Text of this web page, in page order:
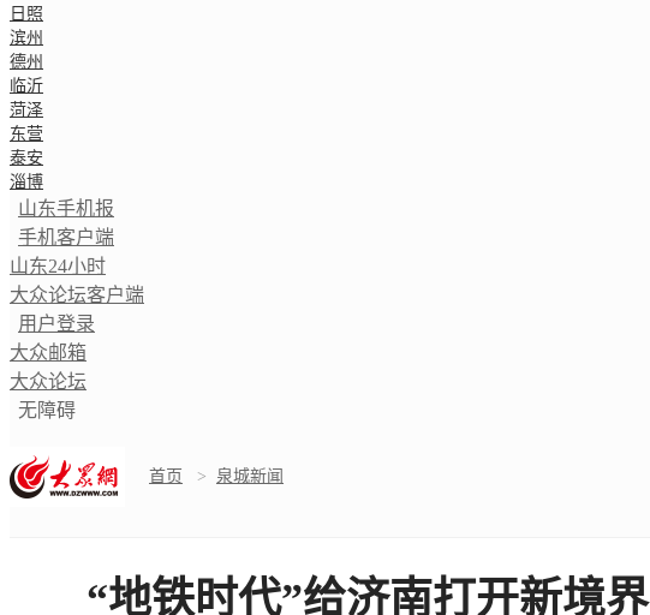
日照
滨州
德州
临沂
菏泽
东营
泰安
淄博
山东手机报
手机客户端
山东24小时
大众论坛客户端
用户登录
大众邮箱
大众论坛
无障碍
首页 > 泉城新闻
“地铁时代”给济南打开新境界